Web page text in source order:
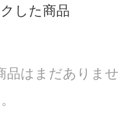
した商品
品はまだありませ